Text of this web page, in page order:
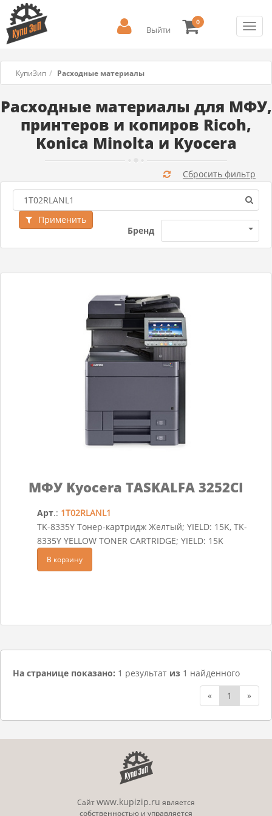
Выйти
0
КупиЗип Расходные материалы
Расходные материалы для МФУ,
принтеров и копиров Ricoh,
Konica Minolta и Kyocera
Бренд
Применить
Сбросить фильтр
МФУ Kyocera TASKALFA 3252CI
Арт.: 1T02RLANL1
TK-8335Y Тонер-картридж Желтый; YIELD: 15K, TK-
8335Y YELLOW TONER CARTRIDGE; YIELD: 15K
В корзину
На странице показано: 1 результат из 1 найденного
«
1 »
Сайтwww.kupizip.ru является
собственностью и управляется